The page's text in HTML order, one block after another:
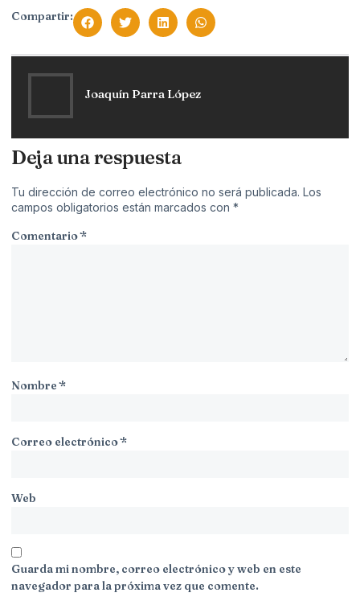
Compartir:
Joaquín Parra López
Deja una respuesta
Tu dirección de correo electrónico no será publicada. Los
campos obligatorios están marcados con *
Comentario*
Nombre*
Correo electrónico*
Web
Guarda mi nombre, correo electrónico y web en este
navegador para la próxima vez que comente.